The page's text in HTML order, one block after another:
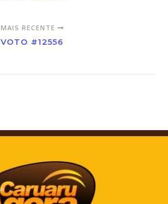
MAIS RECENTE
VOTO #12556